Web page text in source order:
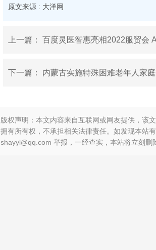
原文来源 : 大洋网
上一篇： 百度灵医智惠亮相2022服贸会
下一篇： 内蒙古实施特殊困难老年人家
版权声明：本文内容来自互联网或网友提供，该
拥有所有权，不承担相关法律责任。如发现本站
shayyl@qq.com 举报，一经查实，本站将立刻删